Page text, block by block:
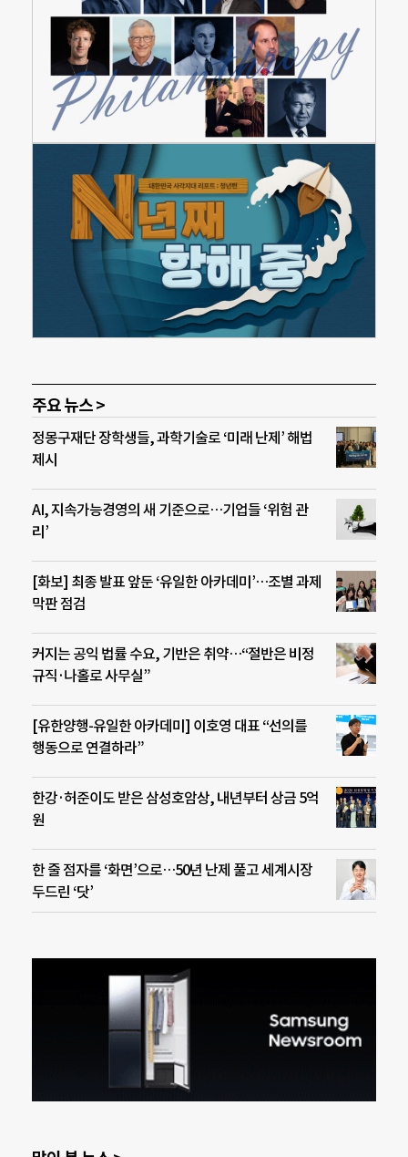
주요 뉴스 >
정몽구재단 장학생들, 과학기술로 ‘미래 난제’ 해법
제시
AI, 지속가능경영의 새 기준으로…기업들 ‘위험 관
리’
[화보] 최종 발표 앞둔 ‘유일한 아카데미’…조별 과제
막판 점검
커지는 공익 법률 수요, 기반은 취약…“절반은 비정
규직·나홀로 사무실”
[유한양행-유일한 아카데미] 이호영 대표 “선의를
행동으로 연결하라”
한강·허준이도 받은 삼성호암상, 내년부터 상금 5억
원
한 줄 점자를 ‘화면’으로…50년 난제 풀고 세계시장
두드린 ‘닷’